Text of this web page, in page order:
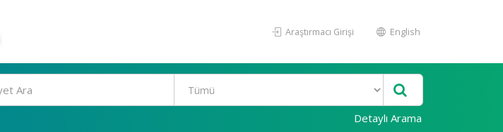
Araştırmacı Girişi English
Detaylı Arama